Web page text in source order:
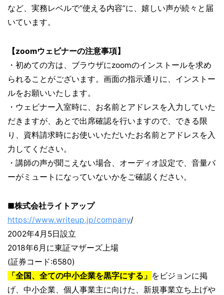
など、実務レベルで“使える内容”に、嬉しい声が続々と届
いています。
【zoomウェビナーの注意事項】
・初めての方は、ブラウザにzoomのインストールを求め
られることがございます。画面の指示通りに、インストー
ルをお願いいたします。
・ウェビナー入室時に、お名前とアドレスを入力していた
だきますが、あとで出席確認を行いますので、できる限
り、資料請求時にお使いいただいたお名前とアドレスを入
力してください。
・講師の声が聞こえない場合、オーディオ設定で、音量バ
ーがミュートになっていないかをご確認ください。
■株式会社ライトアップ
https://www.writeup.jp/company/
2002年4月5日設立
2018年6月に東証マザーズ上場
(証券コード:6580)
「全国、全ての中小企業を黒字にする」 をビジョンに掲
げ、中小企業、個人事業主に向けた、新規事業立ち上げや